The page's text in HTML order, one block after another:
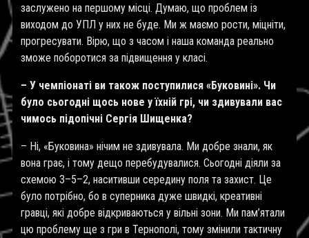
заслужено на першому місці. Думаю, що проблем із
виходом до УПЛ у них не буде. Ми ж маємо рости, міцніти,
прогресувати. Вірю, що з часом і наша команда реально
зможе поборотися за підвищення у класі.
– У чемпіонаті ви також поступилися «Буковині». Чи
було сьогодні щось нове у їхній грі, чи здивували вас
чимось підопічні Сергія Шищенка?
– Ні, «Буковина» нічим не здивувала. Ми добре знали, як
вона грає, і тому дещо перебудувалися. Сьогодні діяли за
схемою 3–5–2, наситивши середину поля та захист. Це
було потрібно, бо в суперника дуже швидкі, креативні
гравці, які добре відкриваються у вільні зони. Ми пам’ятали
цю проблему ще з гри в Тернополі, тому змінили тактичну